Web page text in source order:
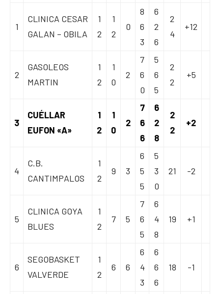
1
CLINICA CESAR
GALAN – OBILA
1
2
1
2
0
8
6
3
6
2
6
2
4
+12
2
GASOLEOS
MARTIN
1
2
1
0
2
7
6
0
5
6
5
2
2
+5
3
CUÉLLAR
EUFON «A»
1
2
1
0
2
7
6
6
6
2
8
2
2
+2
4
C.B.
CANTIMPALOS
1
2
9 3
6
5
5
5
3
0
21 -2
5
CLINICA GOYA
BLUES
1
2
7 5
7
6
5
6
4
8
19 +1
6
SEGOBASKET
VALVERDE
1
2
6 6
6
4
3
6
6
6
18 -1